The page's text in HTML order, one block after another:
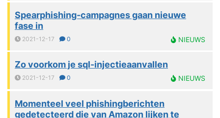
Spearphishing-campagnes gaan nieuwe
fase in
2021-12-17 0 NIEUWS
Zo voorkom je sql-injectieaanvallen
2021-12-17 0 NIEUWS
Momenteel veel phishingberichten
gedetecteerd die van Amazon lijken te